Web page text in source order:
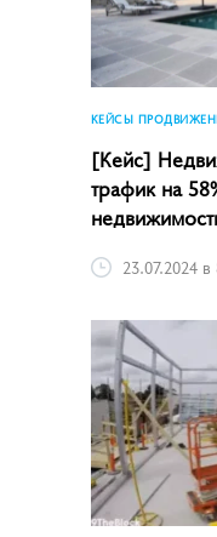
КЕЙСЫ
[Кейс]
трафик на
23.07.2024 в